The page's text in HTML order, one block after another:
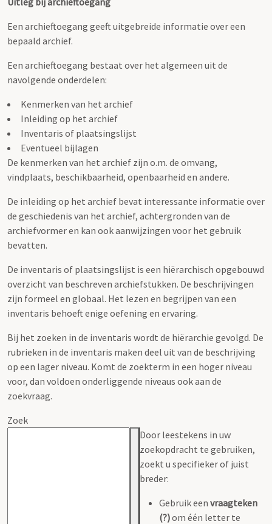
Een archieftoegang geeft uitgebreide informatie over een
bepaald archief.
Een archieftoegang bestaat over het algemeen uit de
navolgende onderdelen:
Kenmerken van het archief
Inleiding op het archief
Inventaris of plaatsingslijst
Eventueel bijlagen
De kenmerken van het archief zijn o.m. de omvang,
vindplaats, beschikbaarheid, openbaarheid en andere.
De inleiding op het archief bevat interessante informatie over
de geschiedenis van het archief, achtergronden van de
archiefvormer en kan ook aanwijzingen voor het gebruik
bevatten.
De inventaris of plaatsingslijst is een hiërarchisch opgebouwd
overzicht van beschreven archiefstukken. De beschrijvingen
zijn formeel en globaal. Het lezen en begrijpen van een
inventaris behoeft enige oefening en ervaring.
Bij het zoeken in de inventaris wordt de hiërarchie gevolgd. De
rubrieken in de inventaris maken deel uit van de beschrijving
op een lager niveau. Komt de zoekterm in een hoger niveau
voor, dan voldoen onderliggende niveaus ook aan de
zoekvraag.
Zoek
Door leestekens in uw
zoekopdracht te gebruiken,
zoekt u specifieker of juist
breder:
Gebruik een vraagteken
(?)om één letter te